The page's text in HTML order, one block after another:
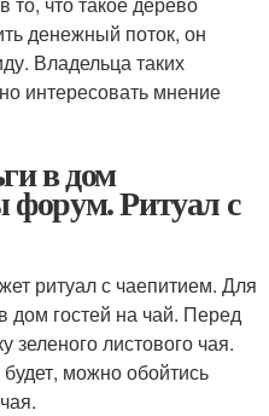
денежный поток, он
Владельца таких
интересовать мнение
в дом
Ритуал с
ритуал с чаепитием. Для
дом гостей на чай. Перед
зеленого листового чая.
можно обойтись